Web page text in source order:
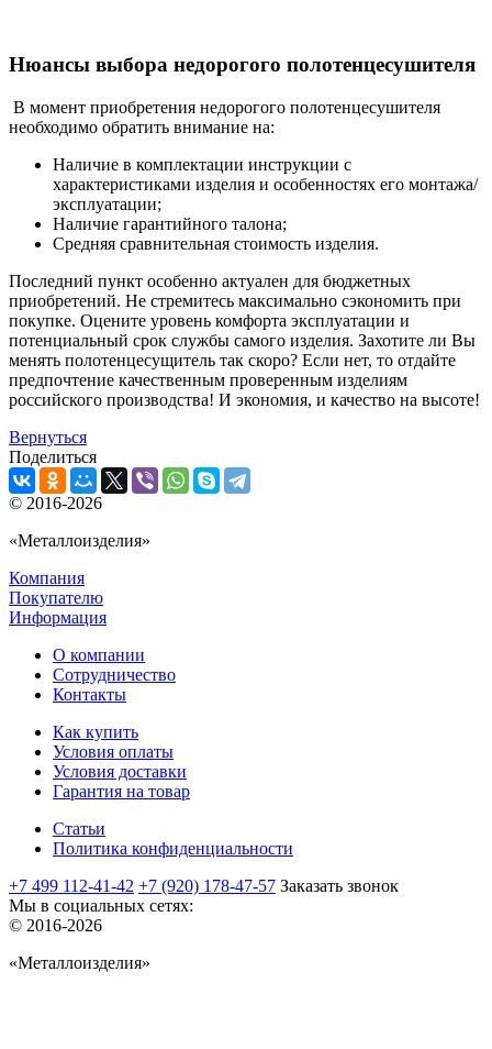
Нюансы выбора недорогого полотенцесушителя
В момент приобретения недорогого полотенцесушителя
необходимо обратить внимание на:
Наличие в комплектации инструкции с
характеристиками изделия и особенностях его монтажа/
эксплуатации;
Наличие гарантийного талона;
Средняя сравнительная стоимость изделия.
Последний пункт особенно актуален для бюджетных
приобретений. Не стремитесь максимально сэкономить при
покупке. Оцените уровень комфорта эксплуатации и
потенциальный срок службы самого изделия. Захотите ли Вы
менять полотенцесущитель так скоро? Если нет, то отдайте
предпочтение качественным проверенным изделиям
российского производства! И экономия, и качество на высоте!
Вернуться
Поделиться
© 2016-2026
«Металлоизделия»
Компания
Покупателю
Информация
О компании
Сотрудничество
Контакты
Как купить
Условия оплаты
Условия доставки
Гарантия на товар
Статьи
Политика конфиденциальности
+7 499 112-41-42 +7 (920) 178-47-57 Заказать звонок
Мы в социальных сетях:
© 2016-2026
«Металлоизделия»